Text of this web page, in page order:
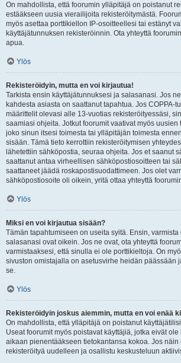
On mahdollista, että foorumin ylläpitäjä on poistanut
estääkseen uusia vierailijoita rekisteröitymästä.
myös asettaa porttikiellon IP-osoitteellesi tai estänyt
käyttäjätunnuksen rekisteröinnin. Ota yhteyttä
apua.
Ylös
Rekisteröidyin, mutta en voi kirjautua!
Tarkista ensin käyttäjätunnuksesi ja salasanasi. Jos
kahdesta asiasta on saattanut tapahtua. Jos COPPA-
määrittelit olevasi alle 13-vuotias rekisteröityessäsi,
saamiasi ohjeita. Jotkut foorumit vaativat myös uusien
joko sinun itsesi toimesta tai ylläpitäjän toimesta
sisään. Tämä tieto kerrottiin rekisteröitymisen
lähetettiin sähköpostia, seuraa ohjeita. Jos et saanut
saattanut antaa virheellisen sähköpostiosoitteen tai
saattaneet jäädä roskapostisuodattimeen. Jos olet
sähköpostiosoite oli oikein, yritä ottaa yhteyttä
Ylös
Miksi en voi kirjautua sisään?
Tämän tapahtumiseen on useita syitä. Ensin,
salasanasi ovat oikein. Jos ne ovat, ota yhteyttä
varmistaaksesi, että sinulla ei ole porttikieltoja. On
sivuston omistajalla on asetusvirhe heidän päässään
se.
Ylös
Rekisteröidyin joskus aiemmin, mutta en voi enää
On mahdollista, että ylläpitäjä on poistanut
Useat foorumit myös poistavat käyttäjiä, jotka eivät
aikaan pienentääkseen tietokantansa kokoa. Jos näin
rekisteröityä uudelleen ja osallistu keskusteluun